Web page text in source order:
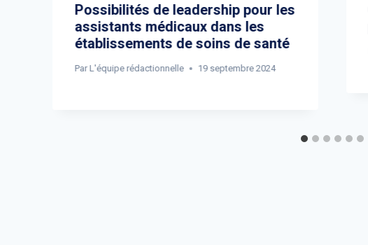
Possibilités de leadership pour les
assistants médicaux dans les
établissements de soins de santé
Par L'équipe rédactionnelle 19 septembre 2024